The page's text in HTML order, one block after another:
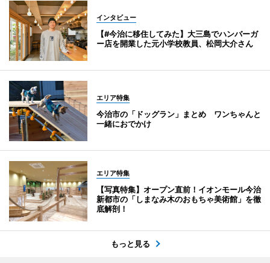
インタビュー
【#今治に移住してみた】大三島でハンバーガ
ー店を開業した元小学校教員、松岡大介さん
エリア特集
今治市の「ドッグラン」まとめ ワンちゃんと
一緒におでかけ
エリア特集
【写真特集】オープン直前！イオンモール今治
新都市の「しまなみ木のおもちゃ美術館」を徹
底解剖！
もっと見る